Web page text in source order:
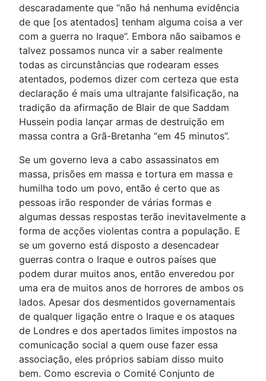
descaradamente que “não há nenhuma evidência
de que [os atentados] tenham alguma coisa a ver
com a guerra no Iraque”. Embora não saibamos e
talvez possamos nunca vir a saber realmente
todas as circunstâncias que rodearam esses
atentados, podemos dizer com certeza que esta
declaração é mais uma ultrajante falsificação, na
tradição da afirmação de Blair de que Saddam
Hussein podia lançar armas de destruição em
massa contra a Grã-Bretanha “em 45 minutos”.
Se um governo leva a cabo assassinatos em
massa, prisões em massa e tortura em massa e
humilha todo um povo, então é certo que as
pessoas irão responder de várias formas e
algumas dessas respostas terão inevitavelmente a
forma de acções violentas contra a população. E
se um governo está disposto a desencadear
guerras contra o Iraque e outros países que
podem durar muitos anos, então enveredou por
uma era de muitos anos de horrores de ambos os
lados. Apesar dos desmentidos governamentais
de qualquer ligação entre o Iraque e os ataques
de Londres e dos apertados limites impostos na
comunicação social a quem ouse fazer essa
associação, eles próprios sabiam disso muito
bem. Como escrevia o Comité Conjunto de